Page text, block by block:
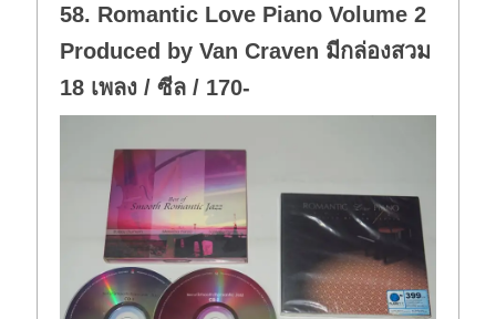
58. Romantic Love Piano Volume 2
Produced by Van Craven มีกล่องสวม
18 เพลง / ซีล / 170-